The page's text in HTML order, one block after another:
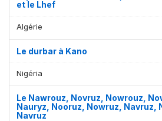
et le Lhef
Algérie
Le durbar à Kano
Nigéria
Le Nawrouz, Novruz, Nowrouz,
Nauryz, Nooruz, Nowruz, Navruz,
Navruz